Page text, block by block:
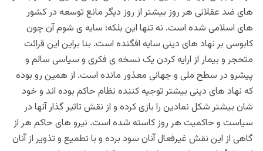
های ضد عقلانی هر روز بیشتر از روز دیگر مانع توسعه در کشور
های اسلامی شده است. نه تنها این بلکه؛ سایه ی شوم آن چون
کابوسی بر نهاد های دینی سایه افگنده است. بنا براین این قرائت
متحجر و بیمار از ارایه کردن یک نسخه ی فکری و سیاسی سالم و
پیشرو در سطح ملی و جهانی معذور مانده است. از همین رو بوده
که نهاد های دینی بیشتر توجیه کننده نظام حاکم بوده اند و خود
شان بیشتر شکل نمادین را بازی کرده و از نقش تاثیر گذار آنها در
سیاست و حاکمیت هر روز کاسته شده است. نیرو های حاکم هر از
گاهی از این نقش غیرفعال آنان سود برده و با تطمیع و تذویر از آنان